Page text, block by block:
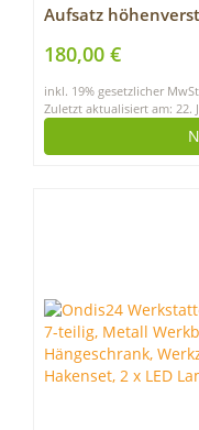
Aufsatz
und Stehtisch weiß
180,00 €
inkl. 19% gesetzlicher
Zuletzt aktualisiert am: 22.